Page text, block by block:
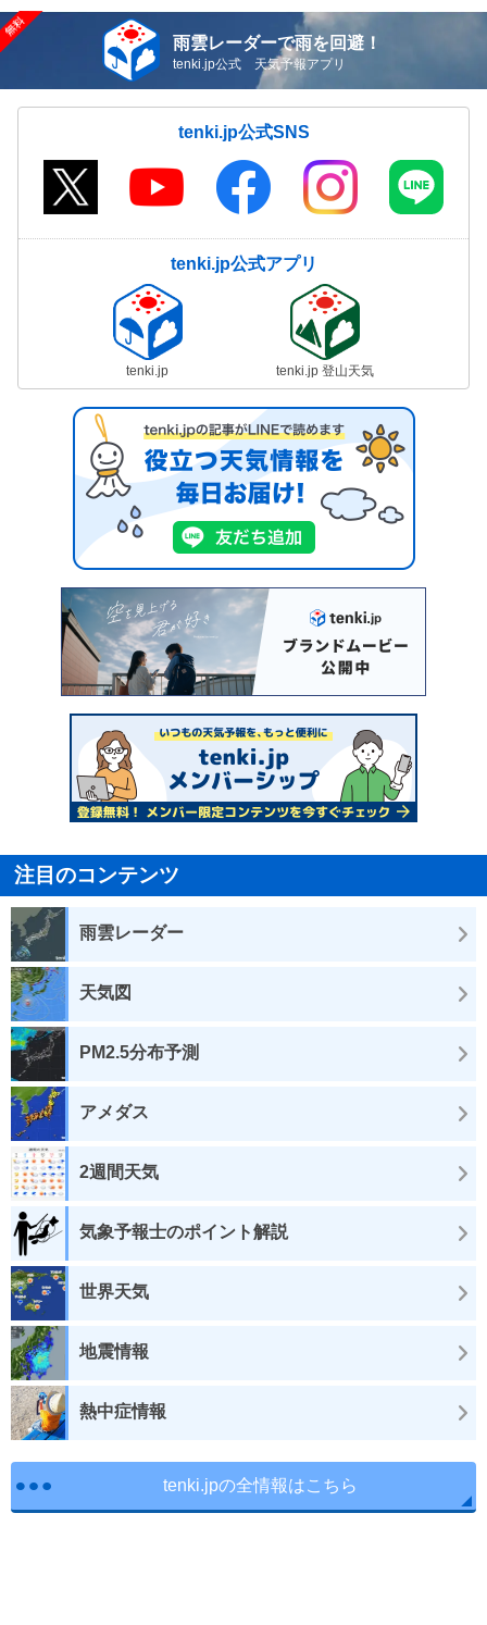
雨雲レーダーで雨を回避！
tenki.jp公式 天気予報アプリ
tenki.jp公式SNS
tenki.jp公式アプリ
tenki.jp tenki.jp 登山天気
注目のコンテンツ
雨雲レーダー
天気図
PM2.5分布予測
アメダス
2週間天気
気象予報士のポイント解説
世界天気
地震情報
熱中症情報
tenki.jpの全情報はこちら